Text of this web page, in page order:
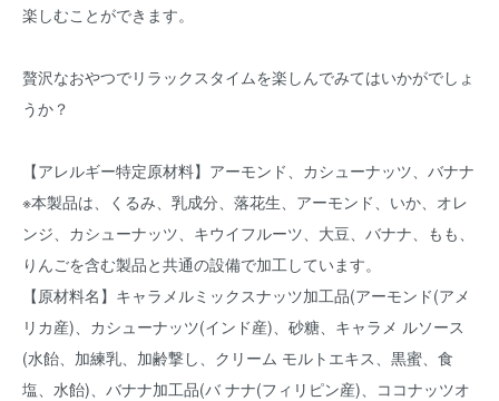
楽しむことができます。
贅沢なおやつでリラックスタイムを楽しんでみてはいかがでしょ
うか？
【アレルギー特定原材料】アーモンド、カシューナッツ、バナナ
※本製品は、くるみ、乳成分、落花生、アーモンド、いか、オレ
ンジ、カシューナッツ、キウイフルーツ、大豆、バナナ、もも、
りんごを含む製品と共通の設備で加工しています。
【原材料名】キャラメルミックスナッツ加工品(アーモンド(アメ
リカ産)、カシューナッツ(インド産)、砂糖、キャラメ ルソース
(水飴、加練乳、加齢撃し、クリーム モルトエキス、黒蜜、食
塩、水飴)、バナナ加工品(バ ナナ(フィリピン産)、ココナッツオ